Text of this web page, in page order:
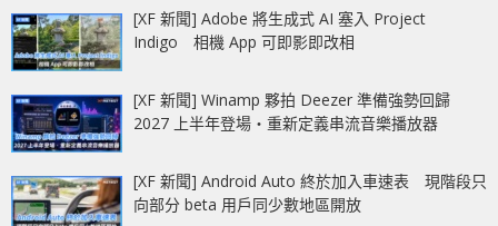
[XF 新聞] Adobe 將生成式 AI 塞入 Project
Indigo 相機 App 可即影即改相
[XF 新聞] Winamp 夥拍 Deezer 準備強勢回歸
2027 上半年登場‧重新定義串流音樂播放器
[XF 新聞] Android Auto 終於加入車速表 現階段只
向部分 beta 用戶同少數地區開放